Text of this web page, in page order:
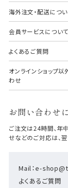
海外注文・配送につ
会員サービスについて
よくあるご質問
オンラインショップ
わせ
お問い合わせ
Mail：e-
よくあるご質問
ご注文は24時間、年
せなどのご対応は、